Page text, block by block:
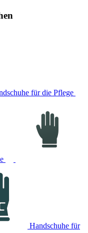
für die Pflege
Handschuhe für